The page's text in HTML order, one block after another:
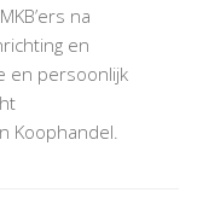
na
en
en persoonlijk
Koophandel.